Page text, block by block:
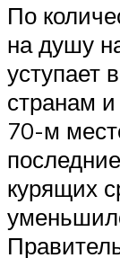
По
на душу
уступает
странам
70-м
курящих